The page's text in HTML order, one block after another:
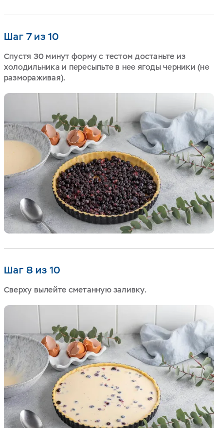
Шаг 7 из 10
Спустя 30 минут форму с тестом достаньте из
холодильника и пересыпьте в нее ягоды черники (не
размораживая).
Шаг 8 из 10
Сверху вылейте сметанную заливку.